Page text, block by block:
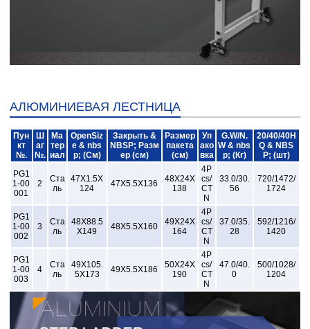
АЛЮМИНИЕВАЯ ЛЕСТНИЦА
Пун
кт
№.
Ш
аг
№.
Ма
тер
иал
OpenSiz
e & nbs
p; (См)
Закрыть &
NBSP; Разм
ер (см)
Размер
пакета
(см)
Уп
ако
вка
G.W/N.
W & nbs
p; (Кг)
20/40/40H
Q & NBS
P; (шт)
PG1
1-00
001
2
Ста
ль
47X1.5X
124
47X5.5X136
48X24X
138
4P
cs/
CT
N
33.0/30.
56
720/1472/
1724
PG1
1-00
002
3
Ста
ль
48X88.5
X149
48X5.5X160
49X24X
164
4P
cs/
CT
N
37.0/35.
28
592/1216/
1420
PG1
1-00
003
4
Ста
ль
49X105.
5X173
49X5.5X186
50X24X
190
4P
cs/
CT
N
47.0/40.
0
500/1028/
1204